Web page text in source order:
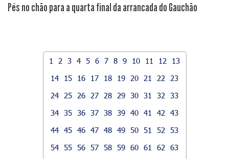
Pés no chão para a quarta final da arrancada do Gauchão
1 2 3 4 5 6 7 8 9 10 11 12
13
14
15 16 17 18 19 20 21 22
23
24
25 26 27 28 29 30 31 32
33
34 35 36 37 38 39 40 41 42
43
44 45 46 47 48 49 50 51 52
53
54 55 56 57 58 59 60 61 62
63